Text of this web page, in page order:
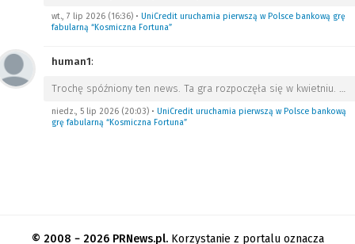
wt., 7 lip 2026 (16:36) • UniCredit uruchamia pierwszą w Polsce bankową grę
fabularną “Kosmiczna Fortuna”
human1:
Trochę spóźniony ten news. Ta gra rozpoczęła się w kwietniu. …
niedz., 5 lip 2026 (20:03) • UniCredit uruchamia pierwszą w Polsce bankową
grę fabularną “Kosmiczna Fortuna”
© 2008 − 2026 PRNews.pl.Korzystanie z portalu oznacza